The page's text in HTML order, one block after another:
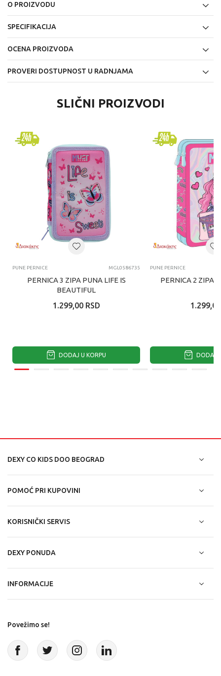
O PROIZVODU
SPECIFIKACIJA
OCENA PROIZVODA
PROVERI DOSTUPNOST U RADNJAMA
SLIČNI PROIZVODI
PUNE PERNICE MGL0586735
PERNICA 3 ZIPA PUNA LIFE IS
BEAUTIFUL
1.299,00 RSD
DODAJ U KORPU
PUNE PERNICE
PERNICA 2 ZIPA
1.299,00
DODAJ
DEXY CO KIDS DOO BEOGRAD
POMOĆ PRI KUPOVINI
KORISNIČKI SERVIS
DEXY PONUDA
INFORMACIJE
Povežimo se!